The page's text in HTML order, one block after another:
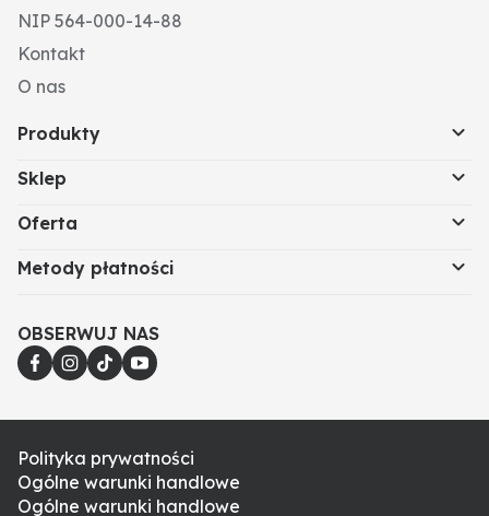
NIP 564-000-14-88
Kontakt
O nas
Produkty
Sklep
Oferta
Metody płatności
OBSERWUJ NAS
Polityka prywatności
Ogólne warunki handlowe
Ogólne warunki handlowe